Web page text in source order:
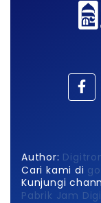
Author:
Cari kami di
Kunjungi
Pabrik Jam